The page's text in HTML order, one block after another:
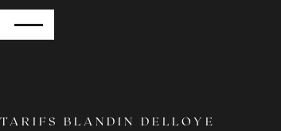
TARIFS BLANDIN DELLOYE